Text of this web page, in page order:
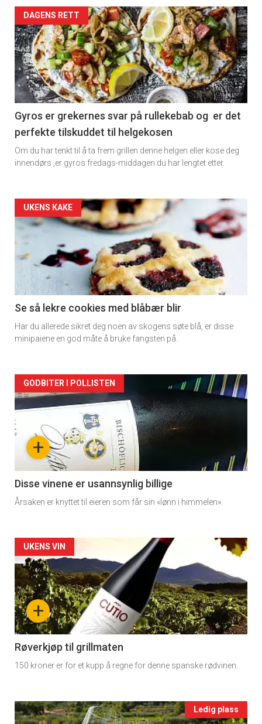
Artikler
detail
-
section
11
DAGENS RETT
Gyros er grekernes svar på rullekebab og er det
perfekte tilskuddet til helgekosen
Om du har tenkt til å ta frem grillen denne helgen eller kose deg
innendørs ,er gyros fredags-middagen du har lengtet etter.
Artikler
detail
-
section
11
Dagens
UKENS KAKE
Se så lekre cookies med blåbær blir
Har du allerede sikret deg noen av skogens søte blå, er disse
minipaiene en god måte å bruke fangsten på.
Artikler
detail
-
section
11
Dagens
rett
2
+
GODBITER I POLLISTEN
Disse vinene er usannsynlig billige
Årsaken er knyttet til eieren som får sin «lønn i himmelen».
Artikler
detail
-
section
11
Ukens
vin
+
UKENS VIN
Røverkjøp til grillmaten
150 kroner er for et kupp å regne for denne spanske rødvinen.
Events
Ledig plass